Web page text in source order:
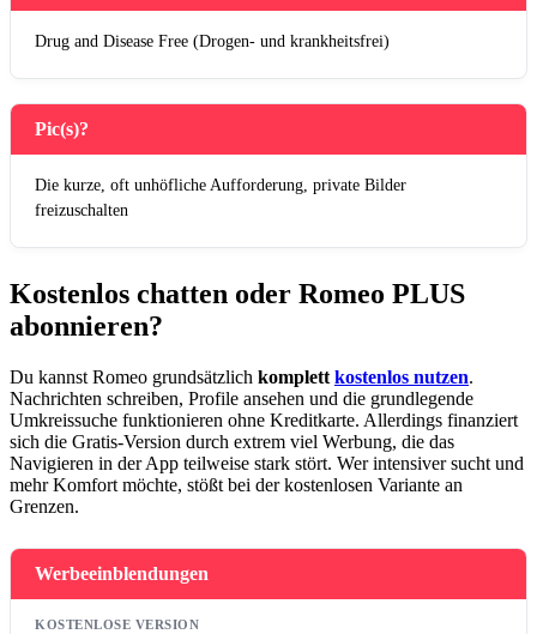
Drug and Disease Free (Drogen- und krankheitsfrei)
Pic(s)?
Die kurze, oft unhöfliche Aufforderung, private Bilder
freizuschalten
Kostenlos chatten oder Romeo PLUS
abonnieren?
Du kannst Romeo grundsätzlich komplett kostenlos nutzen.
Nachrichten schreiben, Profile ansehen und die grundlegende
Umkreissuche funktionieren ohne Kreditkarte. Allerdings finanziert
sich die Gratis-Version durch extrem viel Werbung, die das
Navigieren in der App teilweise stark stört. Wer intensiver sucht und
mehr Komfort möchte, stößt bei der kostenlosen Variante an
Grenzen.
Werbeeinblendungen
KOSTENLOSE VERSION